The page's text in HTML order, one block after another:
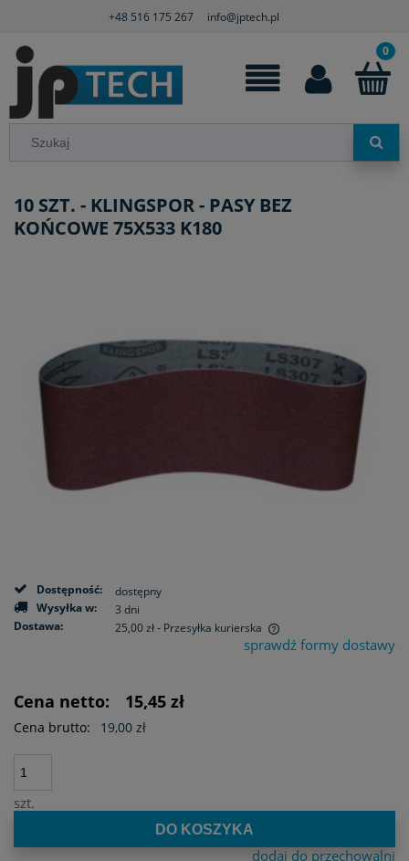
+48 516 175 267 info@jptech.pl
10 SZT. - KLINGSPOR - PASY BEZ
KOŃCOWE 75X533 K180
Dostępność:
dostępny
Wysyłka w:
3 dni
Dostawa:
25,00 zł - Przesyłka kurierska
Cena nie zawiera ewentualnych kosztów płatnościsprawdź formy dostawy
Cena netto: 15,45 zł
Cena brutto: 19,00 zł
szt.
DO KOSZYKA
dodaj do przechowalni